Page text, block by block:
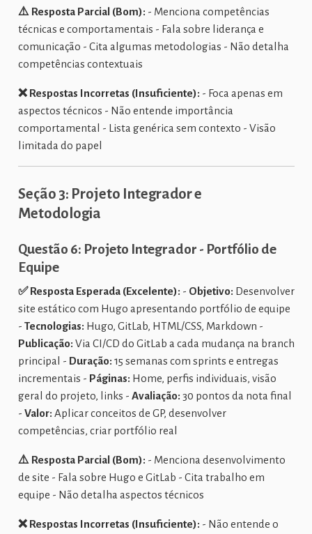
⚠️ Resposta Parcial (Bom): - Menciona competências
técnicas e comportamentais - Fala sobre liderança e
comunicação - Cita algumas metodologias - Não detalha
competências contextuais
❌ Respostas Incorretas (Insuficiente): - Foca apenas em
aspectos técnicos - Não entende importância
comportamental - Lista genérica sem contexto - Visão
limitada do papel
Seção 3: Projeto Integrador e
Metodologia
Questão 6: Projeto Integrador - Portfólio de
Equipe
✅ Resposta Esperada (Excelente): - Objetivo: Desenvolver
site estático com Hugo apresentando portfólio de equipe
- Tecnologias: Hugo, GitLab, HTML/CSS, Markdown -
Publicação: Via CI/CD do GitLab a cada mudança na branch
principal - Duração: 15 semanas com sprints e entregas
incrementais - Páginas: Home, perfis individuais, visão
geral do projeto, links - Avaliação: 30 pontos da nota final
- Valor: Aplicar conceitos de GP, desenvolver
competências, criar portfólio real
⚠️ Resposta Parcial (Bom): - Menciona desenvolvimento
de site - Fala sobre Hugo e GitLab - Cita trabalho em
equipe - Não detalha aspectos técnicos
❌ Respostas Incorretas (Insuficiente): - Não entende o